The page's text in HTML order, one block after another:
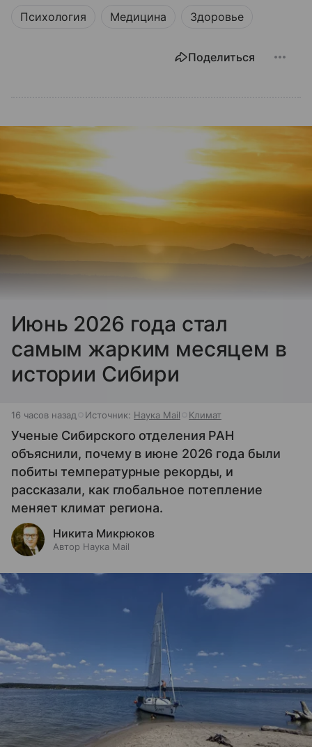
Психология Медицина Здоровье
Поделиться
Июнь 2026 года стал
самым жарким месяцем в
истории Сибири
16 часов назад Источник: Наука Mail Климат
Ученые Сибирского отделения РАН
объяснили, почему в июне 2026 года были
побиты температурные рекорды, и
рассказали, как глобальное потепление
меняет климат региона.
Никита Микрюков
Автор Наука Mail